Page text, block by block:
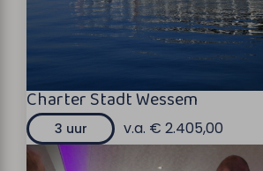
Charter Stadt Wessem
3 uur v.a. € 2.405,00